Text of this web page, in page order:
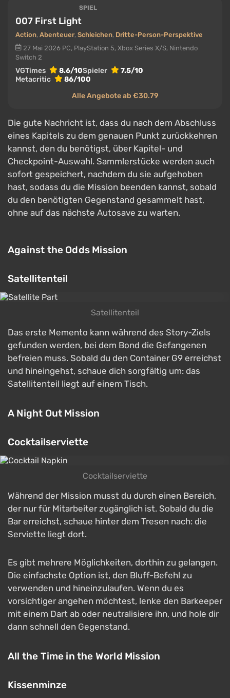
SPIEL
007 First Light
Action, Abenteuer, Schleichen, Dritte-Person-Perspektive
27 Mai 2026 PC, PlayStation 5, Xbox Series X/S, Nintendo
Switch 2
VGTimes 8.6/10Spieler
7.5/10
Metacritic
86/100
Alle Angebote ab €30.79
Die gute Nachricht ist, dass du nach dem Abschluss
eines Kapitels zu dem genauen Punkt zurückkehren
kannst, den du benötigst, über Kapitel- und
Checkpoint-Auswahl. Sammlerstücke werden auch
sofort gespeichert, nachdem du sie aufgehoben
hast, sodass du die Mission beenden kannst, sobald
du den benötigten Gegenstand gesammelt hast,
ohne auf das nächste Autosave zu warten.
Against the Odds Mission
Satellitenteil
Satellitenteil
Das erste Memento kann während des Story-Ziels
gefunden werden, bei dem Bond die Gefangenen
befreien muss. Sobald du den Container G9 erreichst
und hineingehst, schaue dich sorgfältig um: das
Satellitenteil liegt auf einem Tisch.
A Night Out Mission
Cocktailserviette
Cocktailserviette
Während der Mission musst du durch einen Bereich,
der nur für Mitarbeiter zugänglich ist. Sobald du die
Bar erreichst, schaue hinter dem Tresen nach: die
Serviette liegt dort.
Es gibt mehrere Möglichkeiten, dorthin zu gelangen.
Die einfachste Option ist, den Bluff-Befehl zu
verwenden und hineinzulaufen. Wenn du es
vorsichtiger angehen möchtest, lenke den Barkeeper
mit einem Dart ab oder neutralisiere ihn, und hole dir
dann schnell den Gegenstand.
All the Time in the World Mission
Kissenminze